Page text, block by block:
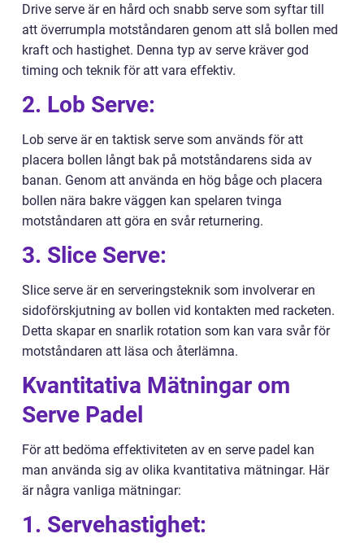
Drive serve är en hård och snabb serve som syftar till
att överrumpla motståndaren genom att slå bollen med
kraft och hastighet. Denna typ av serve kräver god
timing och teknik för att vara effektiv.
2. Lob Serve:
Lob serve är en taktisk serve som används för att
placera bollen långt bak på motståndarens sida av
banan. Genom att använda en hög båge och placera
bollen nära bakre väggen kan spelaren tvinga
motståndaren att göra en svår returnering.
3. Slice Serve:
Slice serve är en serveringsteknik som involverar en
sidoförskjutning av bollen vid kontakten med racketen.
Detta skapar en snarlik rotation som kan vara svår för
motståndaren att läsa och återlämna.
Kvantitativa Mätningar om
Serve Padel
För att bedöma effektiviteten av en serve padel kan
man använda sig av olika kvantitativa mätningar. Här
är några vanliga mätningar:
1. Servehastighet: